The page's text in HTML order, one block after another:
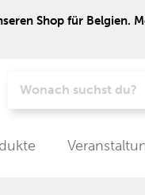
Shop für Belgien.